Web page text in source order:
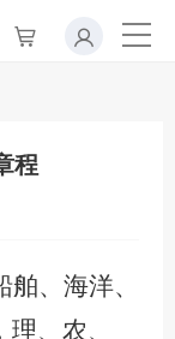
程
舶、海洋、
、农、